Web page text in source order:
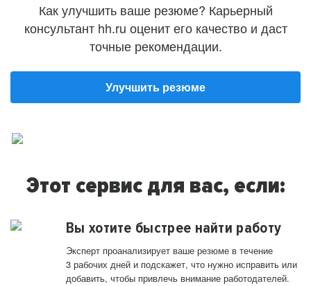
Как улучшить ваше резюме? Карьерный
консультант hh.ru оценит его качество и даст
точные рекомендации.
Улучшить резюме
Этот сервис для вас, если:
Вы хотите быстрее найти работу
Эксперт проанализирует ваше резюме в течение
3 рабочих дней и подскажет, что нужно исправить или
добавить, чтобы привлечь внимание работодателей.